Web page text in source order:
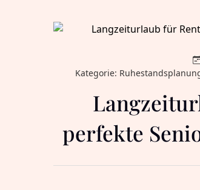
Kategorie:
perfekte